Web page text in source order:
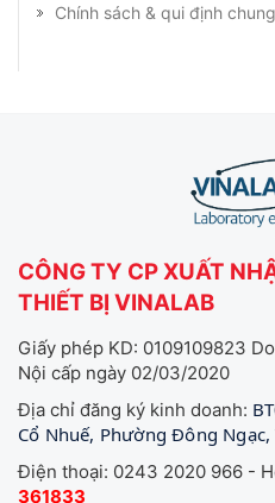
Chính sách & qui định chung
CÔNG TY CP XUẤT
THIẾT BỊ VINALAB
Giấy phép KD: 0109109823
Nội cấp ngày 02/03/2020
Địa chỉ đăng ký kinh doanh:
Cổ Nhuế, Phường Đông
Điện thoại: 0243 2020 966 -
361833